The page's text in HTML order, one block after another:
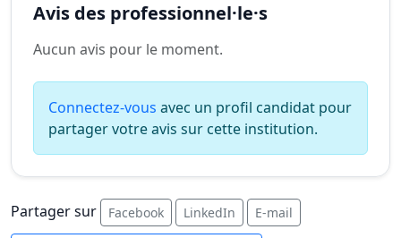
Avis des professionnel·le·s
Aucun avis pour le moment.
Connectez-vous avec un profil candidat pour
partager votre avis sur cette institution.
Partager sur Facebook LinkedIn E-mail